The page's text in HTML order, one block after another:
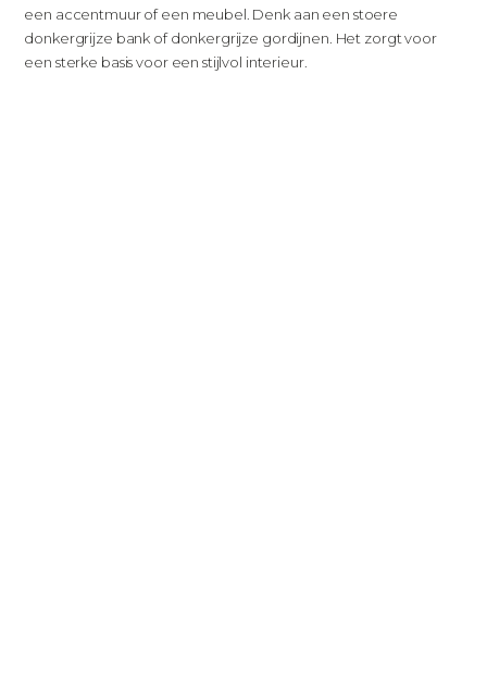
een accentmuur of een meubel. Denk aan een stoere
donkergrijze bank of donkergrijze gordijnen. Het zorgt voor
een sterke basis voor een stijlvol interieur.